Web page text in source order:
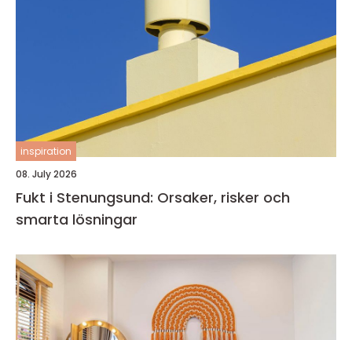
inspiration
08. July 2026
Fukt i Stenungsund: Orsaker, risker och
smarta lösningar